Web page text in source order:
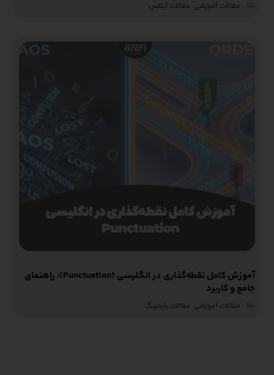
مقالات آموزشی‌ مقالات آیلتس
آموزش کامل نقطه‌گذاری در انگلیسی (Punctuation): راهنمای
جامع و کاربرد
مقالات آموزشی‌ مقالات رایتینگ